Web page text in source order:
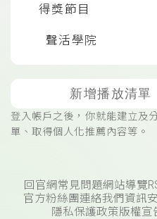
得獎節目
聲活學院
新增播放清單
登入帳戶之後，你就能建立及
單、取得個人化推薦內容等。
回官網常見問題網站導覽
官方粉絲團連絡我們 資訊
隱私保護政策版權宣